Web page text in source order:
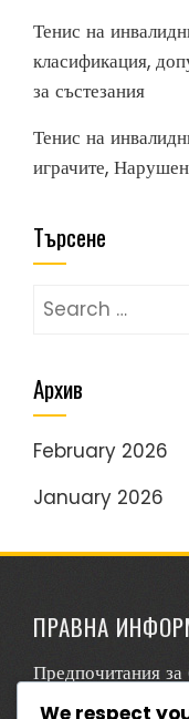
Тенис на
класификация,
за състезания
Тенис на
играчите,
Търсене
Search
Архив
February 2026
January 2026
ПРАВНА
Предпочитания за
Връзка с нас
We respect